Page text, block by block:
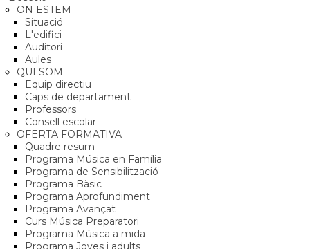
ON ESTEM
Situació
L'edifici
Auditori
Aules
QUI SOM
Equip directiu
Caps de departament
Professors
Consell escolar
OFERTA FORMATIVA
Quadre resum
Programa Música en Família
Programa de Sensibilització
Programa Bàsic
Programa Aprofundiment
Programa Avançat
Curs Música Preparatori
Programa Música a mida